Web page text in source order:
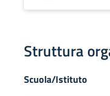
Struttura
Scuola/Istituto